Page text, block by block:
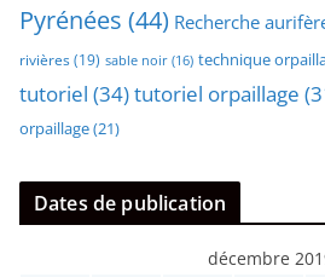
Pyrénées (44) Recherche
rivières(19) sable noir (16) technique
tutoriel (34)tutoriel orpaillage
orpaillage(21)
Dates de publication
décembre